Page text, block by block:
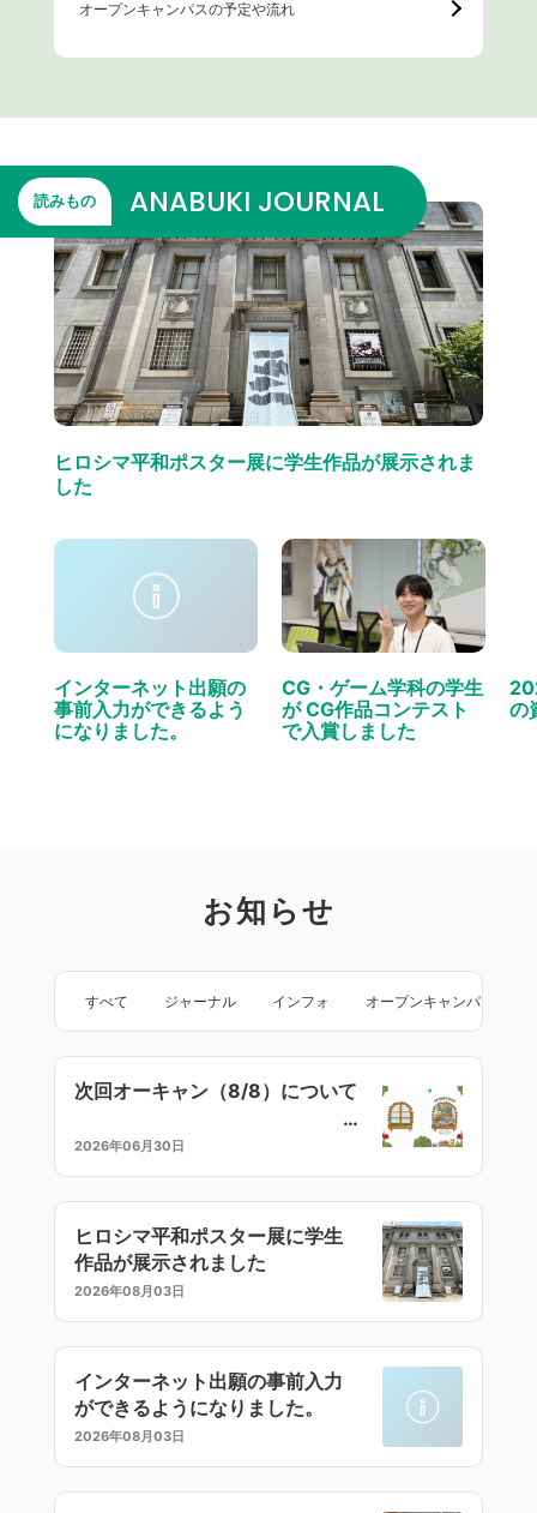
オープンキャンパスの予定や流れ
読みもの ANABUKI JOURNAL
ヒロシマ平和ポスター展に学生作品が展示されま
した
インターネット出願の
事前入力ができるよう
になりました。
CG・ゲーム学科の学生
が CG作品コンテスト
で入賞しました
の
お知らせ
すべて ジャーナル インフォ オープンキャンパス
次回オーキャン（8/8）について
2026年06月30日
ヒロシマ平和ポスター展に学生
作品が展示されました
2026年08月03日
インターネット出願の事前入力
ができるようになりました。
2026年08月03日